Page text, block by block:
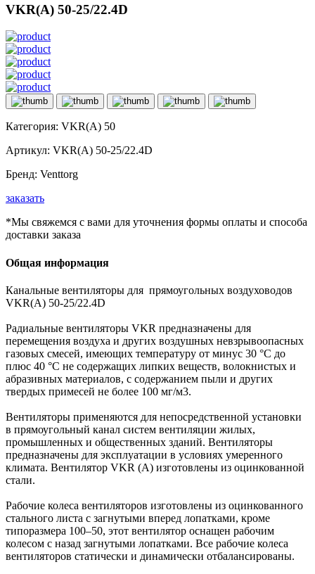
VKR(A) 50-25/22.4D
Категория: VKR(A) 50
Артикул: VKR(A) 50-25/22.4D
Бренд: Venttorg
заказать
*Мы свяжемся с вами для уточнения формы оплаты и способа
доставки заказа
Общая информация
Канальные вентиляторы для прямоугольных воздуховодов
VKR(A) 50-25/22.4D
Радиальные вентиляторы VKR предназначены для
перемещения воздуха и других воздушных невзрывоопасных
газовых смесей, имеющих температуру от минус 30 °С до
плюс 40 °С не содержащих липких веществ, волокнистых и
абразивных материалов, с содержанием пыли и других
твердых примесей не более 100 мг/м3.
Вентиляторы применяются для непосредственной установки
в прямоугольный канал систем вентиляции жилых,
промышленных и общественных зданий. Вентиляторы
предназначены для эксплуатации в условиях умеренного
климата. Вентилятор VKR (A) изготовлены из оцинкованной
стали.
Рабочие колеса вентиляторов изготовлены из оцинкованного
стального листа с загнутыми вперед лопатками, кроме
типоразмера 100–50, этот вентилятор оснащен рабочим
колесом с назад загнутыми лопатками. Все рабочие колеса
вентиляторов статически и динамически отбалансированы.